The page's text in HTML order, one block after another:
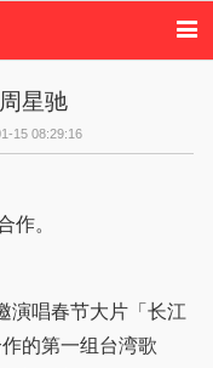
娱乐
新闻
内地明星八卦
星驰
15 08:29:16
作。
演唱春节大片「长江
的第一组台湾歌